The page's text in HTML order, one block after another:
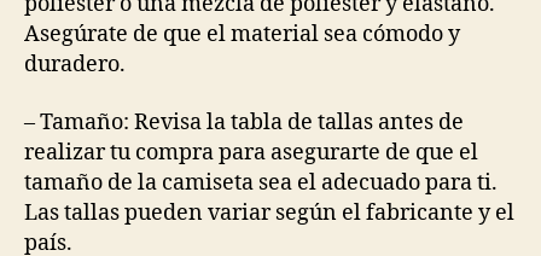
Asegúrate de que el material sea cómodo y
duradero.
– Tamaño: Revisa la tabla de tallas antes de
realizar tu compra para asegurarte de que el
tamaño de la camiseta sea el adecuado para ti.
Las tallas pueden variar según el fabricante y el
país.